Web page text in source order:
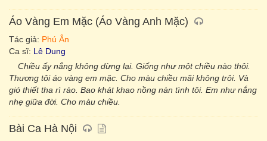
Áo Vàng Em Mặc (Áo Vàng Anh Mặc)
Tác giả: Phú Ân
Ca sĩ: Lê Dung
Chiều ấy nắng không dừng lại. Giống như một chiều nào thôi.
Thương tôi áo vàng em mặc. Cho màu chiều mãi không trôi. Và
gió thiết tha rì rào. Bao khát khao nồng nàn tình tôi. Em như nắng
nhẹ giữa đời. Cho màu chiều.
Bài Ca Hà Nội